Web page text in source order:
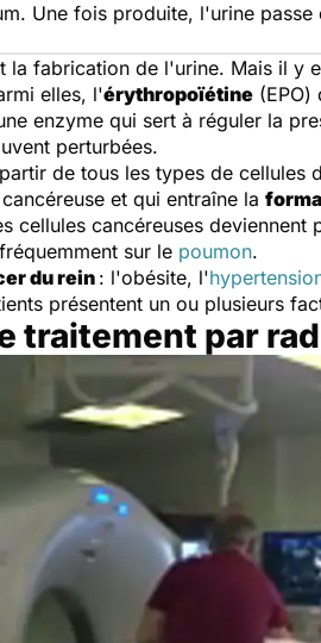
Une fois produite, l'urine
la fabrication de l'urine. Mais il y
elles, l'érythropoïétine
enzyme qui sert à réguler la
perturbées.
de tous les types de
et qui entraîne la
cellules cancéreuses
sur le poumon.
du rein : l'obésite, l'
présentent un ou plusieurs
traitement par